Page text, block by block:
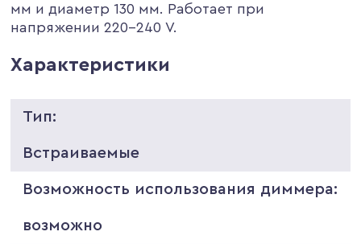
мм и диаметр 130 мм. Работает при
напряжении 220-240 V.
Характеристики
Тип:
Встраиваемые
Возможность использования диммера:
возможно